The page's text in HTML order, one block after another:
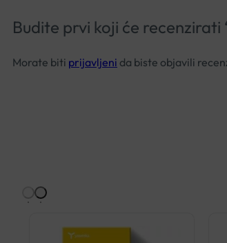
Budite prvi koji će recenzirati
Morate biti prijavljeni da biste objavili